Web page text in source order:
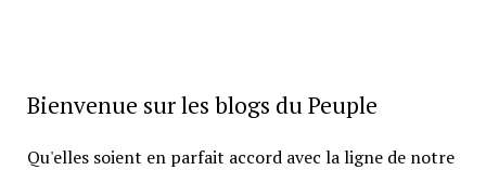
Bienvenue sur les blogs du Peuple
Qu'elles soient en parfait accord avec la ligne de notre